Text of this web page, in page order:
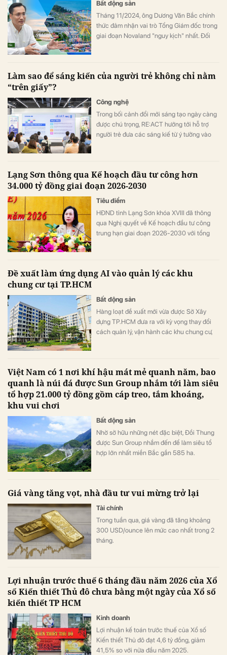
Bất động sản
Tháng 11/2024, ông Dương Văn Bắc chính
thức đảm nhận vai trò Tổng Giám đốc trong
giai đoạn Novaland "nguy kịch" nhất. Đối
biến một tập đoàn bất động sản đang vật
Làm sao để sáng kiến của người trẻ không chỉ nằm
“trên giấy”?
Công nghệ
Trong bối cảnh đổi mới sáng tạo ngày càng
được chú trọng, RE:ACT hướng tới hỗ trợ
người trẻ đưa các sáng kiế từ ý tưởng vào
Lạng Sơn thông qua Kế hoạch đầu tư công hơn
34.000 tỷ đồng giai đoạn 2026-2030
Tiêu điểm
HĐND tỉnh Lạng Sơn khóa XVIII đã thông
qua Nghị quyết về Kế hoạch đầu tư công
trung hạn giai đoạn 2026-2030 với tổng
trên địa bàn tỉnh.
Đề xuất làm ứng dụng AI vào quản lý các khu
chung cư tại TP.HCM
Bất động sản
Hàng loạt đề xuất mới vừa được Sở Xây
dựng TP.HCM đưa ra với kỳ vọng thay đổi
cách quản lý, vận hành các khu chung cư,
Việt Nam có 1 nơi khí hậu mát mẻ quanh năm, bao
quanh là núi đá được Sun Group nhắm tới làm siêu
tổ hợp 21.000 tỷ đồng gồm cáp treo, tắm khoáng,
khu vui chơi
Bất động sản
Nhờ sở hữu những nét đặc biệt, Đồi Thung
được Sun Group nhắm đến để làm siêu tổ
hợp lớn nhất miền Bắc gần 585 ha.
Giá vàng tăng vọt, nhà đầu tư vui mừng trở lại
Tài chính
Trong tuần qua, giá vàng đã tăng khoảng
300 USD/ounce lên mức cao nhất trong 2
tháng.
Lợi nhuận trước thuế 6 tháng đầu năm 2026 của Xổ
số Kiến thiết Thủ đô chưa bằng một ngày của Xổ số
kiến thiết TP HCM
Kinh doanh
Lợi nhuận kế toán trước thuế của Xổ số
Kiến thiết Thủ đô đạt 4,6 tỷ đồng, giảm
41,5% so với nửa đầu năm 2025.